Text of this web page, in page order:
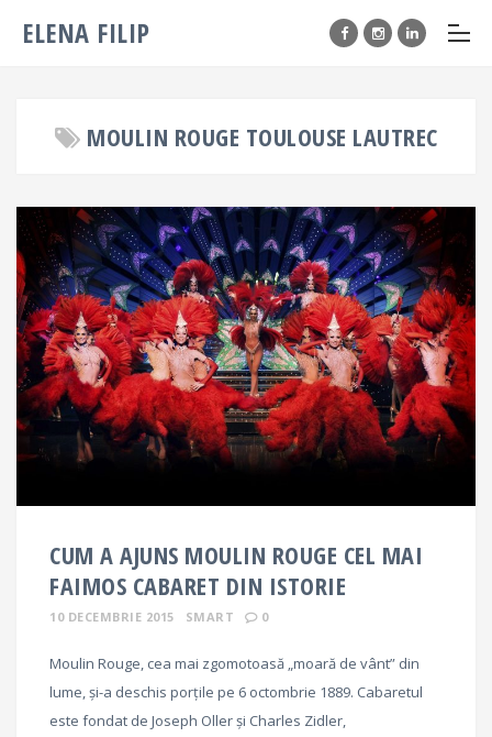
ELENA FILIP
MOULIN ROUGE TOULOUSE LAUTREC
CUM A AJUNS MOULIN ROUGE CEL MAI
FAIMOS CABARET DIN ISTORIE
10 DECEMBRIE 2015 SMART 0
Moulin Rouge, cea mai zgomotoasă „moară de vânt” din
lume, și-a deschis porțile pe 6 octombrie 1889. Cabaretul
este fondat de Joseph Oller și Charles Zidler,